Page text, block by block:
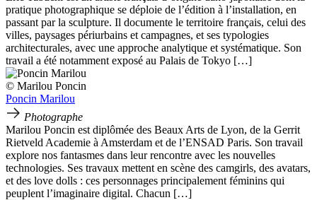
pratique photographique se déploie de l’édition à l’installation, en
passant par la sculpture. Il documente le territoire français, celui des
villes, paysages périurbains et campagnes, et ses typologies
architecturales, avec une approche analytique et systématique. Son
travail a été notamment exposé au Palais de Tokyo […]
© Marilou Poncin
Poncin Marilou
Photographe
Marilou Poncin est diplômée des Beaux Arts de Lyon, de la Gerrit
Rietveld Academie à Amsterdam et de l’ENSAD Paris. Son travail
explore nos fantasmes dans leur rencontre avec les nouvelles
technologies. Ses travaux mettent en scène des camgirls, des avatars,
et des love dolls : ces personnages principalement féminins qui
peuplent l’imaginaire digital. Chacun […]